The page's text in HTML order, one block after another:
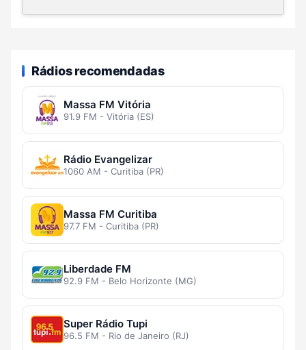
Rádios recomendadas
Massa FM Vitória
91.9 FM - Vitória (ES)
Rádio Evangelizar
1060 AM - Curitiba (PR)
Massa FM Curitiba
97.7 FM - Curitiba (PR)
Liberdade FM
92.9 FM - Belo Horizonte (MG)
Super Rádio Tupi
96.5 FM - Rio de Janeiro (RJ)